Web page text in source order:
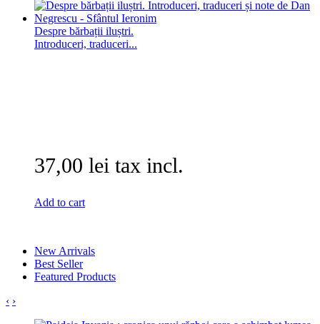
Despre bărbații iluștri.
Introduceri, traduceri...
37,00 lei tax incl.
Add to cart
New Arrivals
Best Seller
Featured Products
‹ ›